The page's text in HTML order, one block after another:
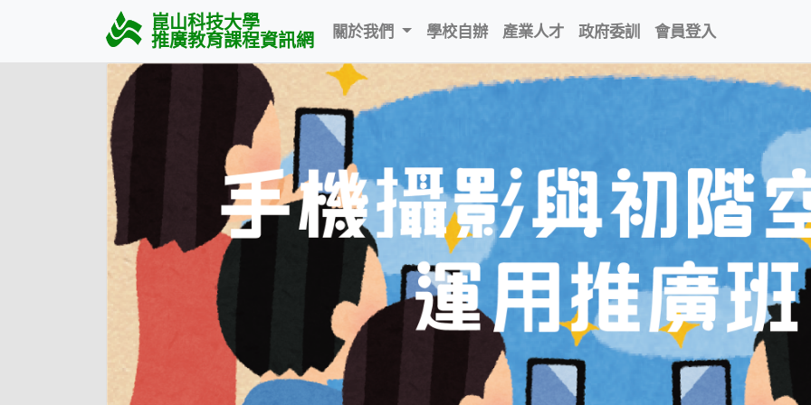
崑山科技大學
推廣教育課程資訊網 關於我們 學校自辦 產業人才 政府委訓 會員登入